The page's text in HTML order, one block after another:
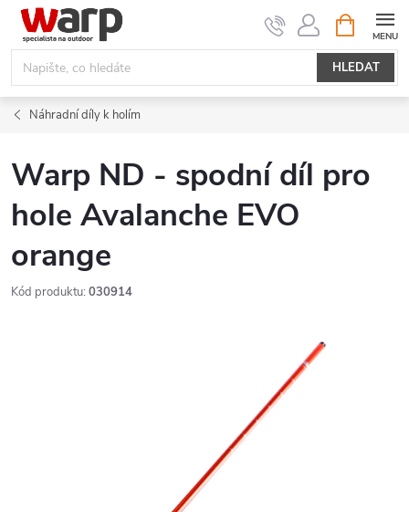
Přejít
obsah
HLEDAT
NÁKUPNÍ
KOŠÍK
Náhradní díly k holím
Warp ND - spodní díl pro
hole Avalanche EVO
orange
Kód produktu: 030914